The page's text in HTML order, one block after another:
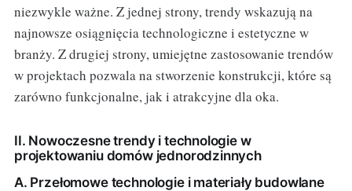
niezwykle ważne. Z jednej strony, trendy wskazują na
najnowsze osiągnięcia technologiczne i estetyczne w
branży. Z drugiej strony, umiejętne zastosowanie trendów
w projektach pozwala na stworzenie konstrukcji, które są
zarówno funkcjonalne, jak i atrakcyjne dla oka.
II. Nowoczesne trendy i technologie w
projektowaniu domów jednorodzinnych
A. Przełomowe technologie i materiały budowlane